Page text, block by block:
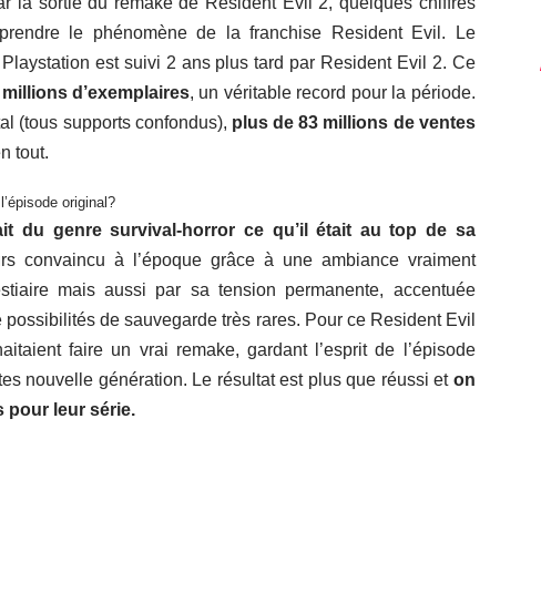
le phénomène de la franchise Resident Evil. Le
est suivi 2 ans plus tard par Resident Evil 2. Ce
d’exemplaires, un véritable record pour la période.
(tous supports confondus), plus de 83 millions de ventes
tout.
original?
du genre survival-horror ce qu’il était au top de sa
convaincu à l’époque grâce à une ambiance vraiment
mais aussi par sa tension permanente, accentuée
de sauvegarde très rares. Pour ce Resident Evil
faire un vrai remake, gardant l’esprit de l’épisode
nouvelle génération. Le résultat est plus que réussi et on
pour leur série.